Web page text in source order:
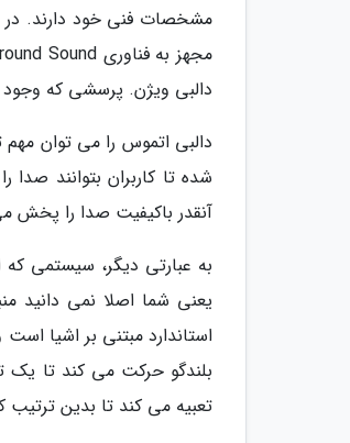
مشخصات فنی خود دارند. در
دالبی ویژن. پرسشی که
دالبی اتموس را می توان
شده تا کاربران بتوانند
آنقدر باکیفیت صدا را پخش
به عبارتی دیگر، سیستمی
یعنی شما اصلا نمی
استاندارد مبتنی بر اشیا
بلندگو حرکت می کند تا یک
تعبیه می کند تا بدین